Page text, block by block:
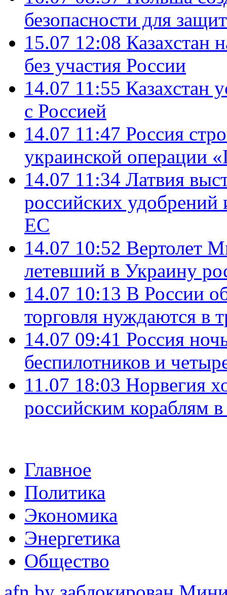
безопасности для
15.07 12:08 Казахстан
без участия России
14.07 11:55 Казахстан
с Россией
14.07 11:47 Россия
украинской операции
14.07 11:34 Латвия
российских
ЕС
14.07 10:52 Вертолет
летевший в Украину
14.07 10:13 В России
торговля нуждаются в
14.07 09:41 Россия
беспилотников и
11.07 18:03 Норвегия
российским кораблям
Главное
Политика
Экономика
Энергетика
Общество